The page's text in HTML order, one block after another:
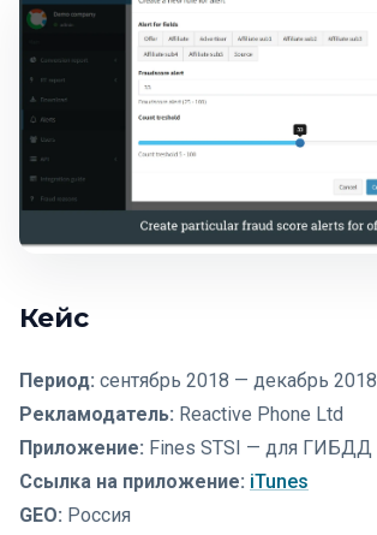
Кейс
Период: сентябрь 2018 — декабрь 2018
Рекламодатель: Reactive Phone Ltd
Приложение: Fines STSI — для ГИБДД
Ссылка на приложение: iTunes
GEO: Россия